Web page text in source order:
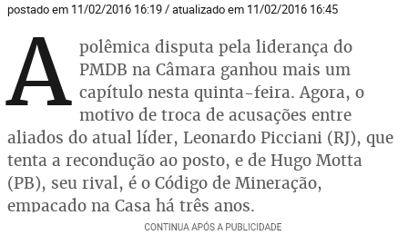
postado em 11/02/2016 16:19 / atualizado em 11/02/2016 16:45
A polêmica disputa pela liderança do
PMDB na Câmara ganhou mais um
capítulo nesta quinta-feira. Agora, o
motivo de troca de acusações entre
aliados do atual líder, Leonardo Picciani (RJ), que
tenta a recondução ao posto, e de Hugo Motta
(PB), seu rival, é o Código de Mineração,
empacado na Casa há três anos.